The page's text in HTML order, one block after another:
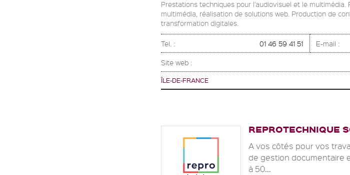
Prestations techniques pour l'audiovisuel et le
multimédia, réalisation de solutions web. Production de
transformation digitales.
Tel. : 01 46 59 41 51 E-mail :
Site web :
ÎLE-DE-FRANCE
REPROTECHNIQUE
A vos côtés pour vos
de gestion documentaire
à 50...